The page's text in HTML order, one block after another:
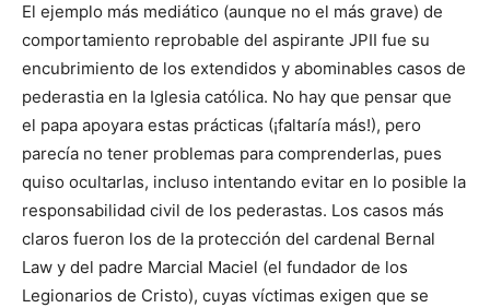
El ejemplo más mediático (aunque no el más grave) de
comportamiento reprobable del aspirante JPII fue su
encubrimiento de los extendidos y abominables casos de
pederastia en la Iglesia católica. No hay que pensar que
el papa apoyara estas prácticas (¡faltaría más!), pero
parecía no tener problemas para comprenderlas, pues
quiso ocultarlas, incluso intentando evitar en lo posible la
responsabilidad civil de los pederastas. Los casos más
claros fueron los de la protección del cardenal Bernal
Law y del padre Marcial Maciel (el fundador de los
Legionarios de Cristo), cuyas víctimas exigen que se